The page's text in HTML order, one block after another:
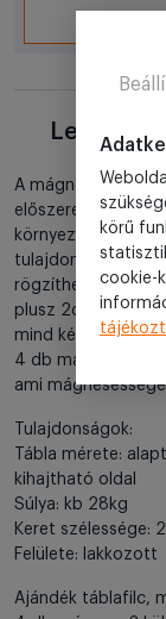
Leírás
A mágnestáblákat
előszeretettel
környezetbarát,
tulajdonságának
rögzíthetünk a
plusz 2db
mind két oldalra
4 db mágnes, 3
ami
Tulajdonságok:
Tábla mérete:
kihajtható oldal
Súlya: kb 28kg
Keret szélessége:
Felülete: lakkozott
Ajándék táblafilc,
körű
cookie-